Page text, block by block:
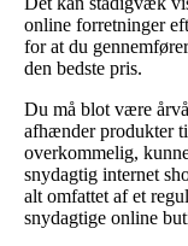
online forretninger
for at du
den bedste pris.
Du må blot være
afhænder produkter
overkommelig,
snydagtig internet
alt omfattet af et
snydagtige online